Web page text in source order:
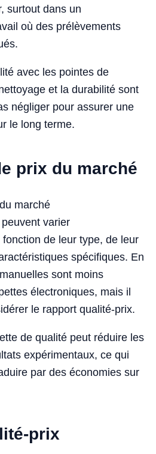
surtout dans un
où des prélèvements
avec les pointes de
et la durabilité sont
négliger pour assurer une
le long terme.
prix du marché
varier
de leur type, de leur
spécifiques. En
sont moins
électroniques, mais il
le rapport qualité-prix.
de qualité peut réduire les
expérimentaux, ce qui
par des économies sur
prix